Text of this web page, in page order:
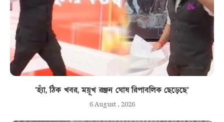
‘হ্যাঁ, ঠিক খবর, ময়ূখ রঞ্জন ঘোষ রিপাবলিক ছেড়েছে’
6 August , 2026